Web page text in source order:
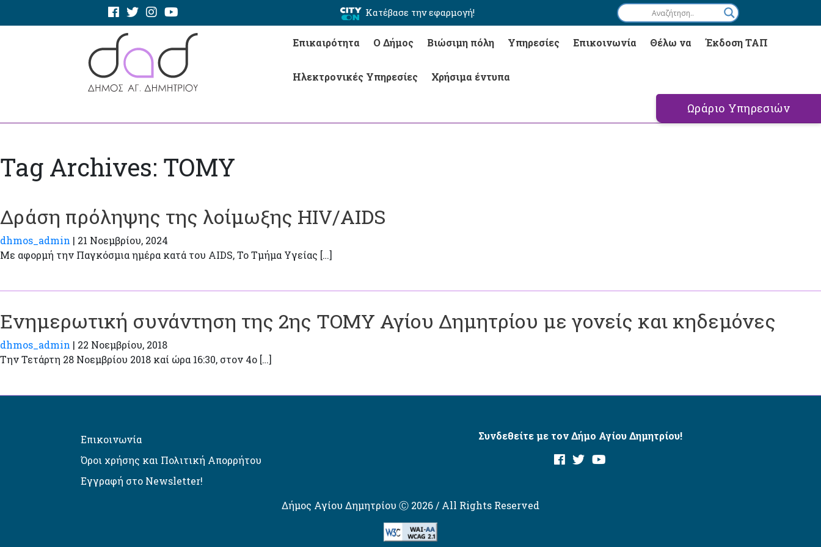
Κατέβασε την εφαρμογή!
Επικαιρότητα Ο Δήμος Βιώσιμη πόλη Υπηρεσίες Επικοινωνία Θέλω να Έκδοση ΤΑΠ
Ηλεκτρονικές Υπηρεσίες Χρήσιμα έντυπα
Ωράριο Υπηρεσιών
Tag Archives: ΤΟΜΥ
Δράση πρόληψης της λοίμωξης HIV/AIDS
dhmos_admin | 21 Νοεμβρίου, 2024
Με αφορμή την Παγκόσμια ημέρα κατά του AIDS, Το Τμήμα Υγείας […]
Ενημερωτική συνάντηση της 2ης ΤΟΜΥ Αγίου Δημητρίου με γονείς και κηδεμόνες
dhmos_admin | 22 Νοεμβρίου, 2018
Την Τετάρτη 28 Νοεμβρίου 2018 καί ώρα 16:30, στον 4ο […]
Επικοινωνία
Όροι χρήσης και Πολιτική Απορρήτου
Εγγραφή στο Newsletter!
Συνδεθείτε με τον Δήμο Αγίου Δημητρίου!
Δήμος Αγίου Δημητρίου Ⓒ 2026 / All Rights Reserved